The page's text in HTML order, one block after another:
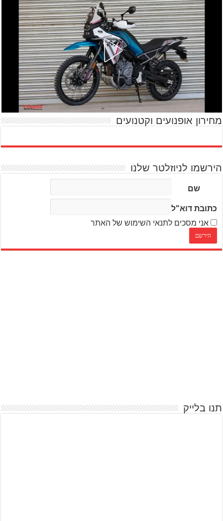
מחירון אופנועים וקטנועים
הירשמו לניוזלטר שלנו
שם
כתובת דוא"ל
אני מסכים לתנאי השימוש של האתר
תנו בלייק